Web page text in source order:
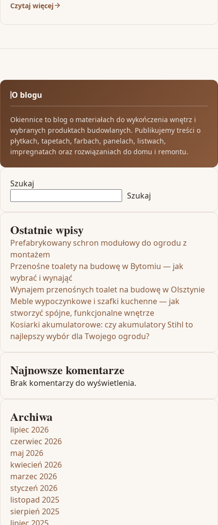
Czytaj więcej
O blogu
Okiennice to blog o materiałach do wykończenia wnętrz i
wybranych produktach budowlanych. Publikujemy treści o
płytkach, tapetach, farbach, panelach, listwach,
impregnatach oraz rozwiązaniach do domu i remontu.
Szukaj
Szukaj
Ostatnie wpisy
Prefabrykowany schron modułowy do ogrodu z
montażem
Przenośne toalety na budowę w Bytomiu — jak
wybrać i wynająć
Wynajem przenośnych toalet na budowę w Olsztynie
Meble wypoczynkowe i szafki kuchenne — jak
stworzyć spójne, funkcjonalne wnętrze
Kosiarki akumulatorowe: czy akumulatory Stihl to
najlepszy wybór dla Twojego ogrodu?
Najnowsze komentarze
Brak komentarzy do wyświetlenia.
Archiwa
lipiec 2026
czerwiec 2026
maj 2026
kwiecień 2026
marzec 2026
styczeń 2026
listopad 2025
sierpień 2025